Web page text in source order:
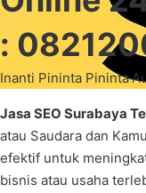
:
Inanti Pininta Pininta·
Jasa SEO Surabaya
atau Saudara dan
efektif untuk
bisnis atau usaha